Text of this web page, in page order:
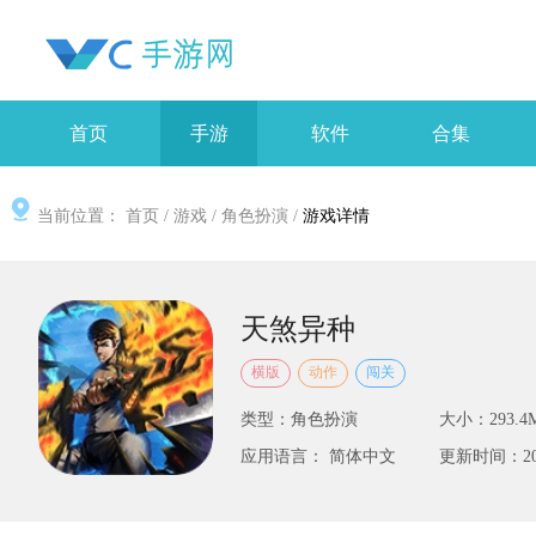
首页 手游 软件 合集
当前位置： 首页 / 游戏 / 角色扮演 / 游戏详情
天煞异种
横版 动作 闯关
类型：角色扮演 大小：
应用语言： 简体中文 更新时间：